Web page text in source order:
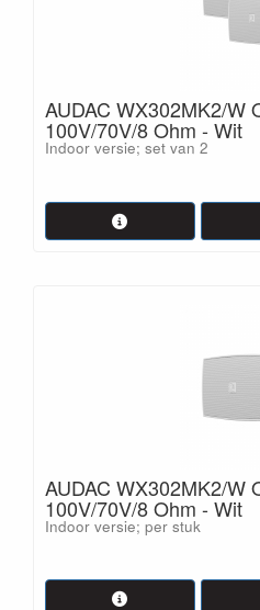
AUDAC WX302MK2/W
100V/70V/8 Ohm - Wit
Indoor versie; set van 2
AUDAC WX302MK2/W
100V/70V/8 Ohm - Wit
Indoor versie; per stuk